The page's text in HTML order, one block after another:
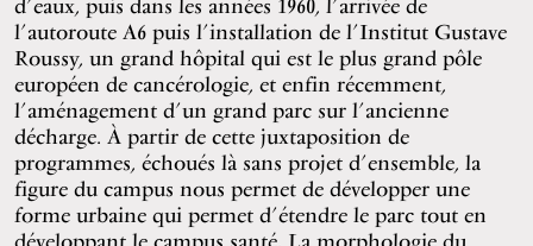
d’eaux, puis dans les années 1960, l’arrivée de
l’autoroute A6 puis l’installation de l’Institut Gustave
Roussy, un grand hôpital qui est le plus grand pôle
européen de cancérologie, et enfin récemment,
l’aménagement d’un grand parc sur l’ancienne
décharge. À partir de cette juxtaposition de
programmes, échoués là sans projet d’ensemble, la
figure du campus nous permet de développer une
forme urbaine qui permet d’étendre le parc tout en